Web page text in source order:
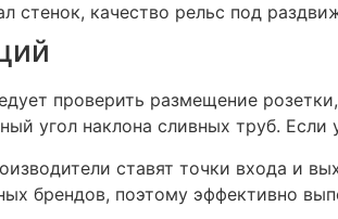
стенок, качество рельс под
проверить размещение
угол наклона сливных труб.
ставят точки входа и
брендов, поэтому эффективно